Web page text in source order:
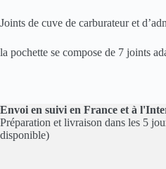
Joints de cuve de carburateur et
la pochette se compose de 7 joints
Envoi en suivi en France et à
Préparation et livraison dans les 5
disponible)